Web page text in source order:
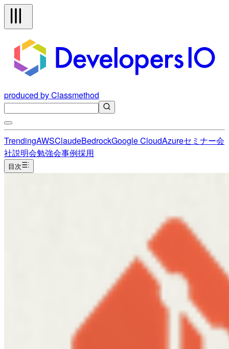
produced by Classmethod
TrendingAWSClaudeBedrockGoogle CloudAzureセミナー会
社説明会勉強会事例採用
目次